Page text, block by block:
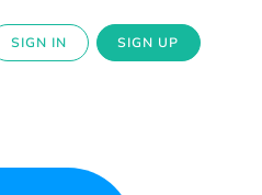
SIGN IN SIGN UP